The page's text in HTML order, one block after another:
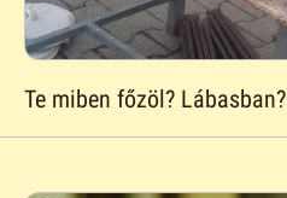
Te miben főzöl? Lábasban?